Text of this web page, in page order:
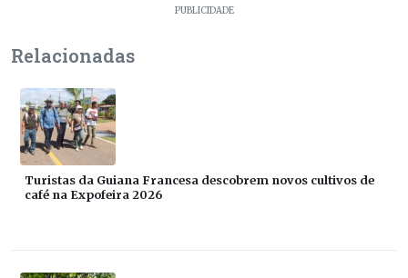
PUBLICIDADE
Relacionadas
Turistas da Guiana Francesa descobrem novos cultivos de
café na Expofeira 2026